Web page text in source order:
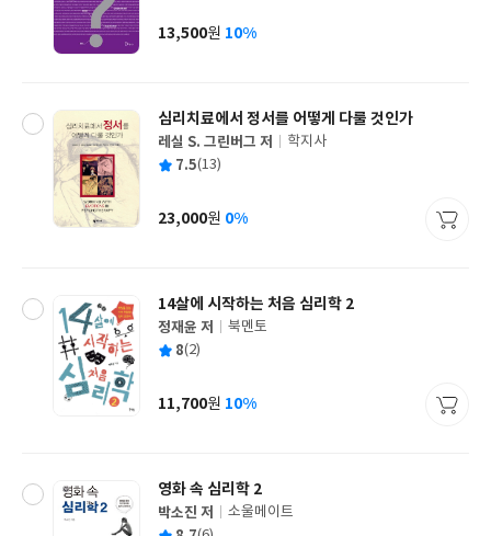
사
가
13,500원 10%
심리치료에서 정서를 어떻게 다룰 것인가
글
쓴
레실 S. 그린버그 저
출
사
학지사
평 7.5(13)
가
23,000원 0%
14살에 시작하는 처음 심리학 2
글
쓴
정재윤 저
출
사
북멘토
평 8(2)
가
11,700원 10%
영화 속 심리학 2
글
박소진 저
소울메이트